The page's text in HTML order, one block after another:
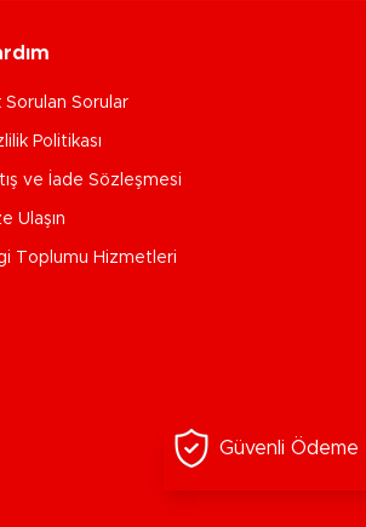
Sorulan Sorular
Politikası
ve İade Sözleşmesi
Ulaşın
Toplumu Hizmetleri
Güvenli Ödeme